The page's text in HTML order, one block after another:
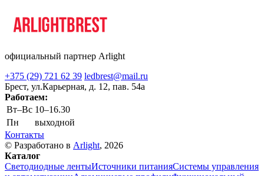
официальный партнер Arlight
+375 (29) 721 62 39 ledbrest@mail.ru
Брест, ул.Карьерная, д. 12, пав. 54а
Работаем:
Вт–Вс 10–16.30
Пн
выходной
Контакты
© Разработано в Arlight, 2026
Каталог
Светодиодные лентыИсточники питанияСистемы управления